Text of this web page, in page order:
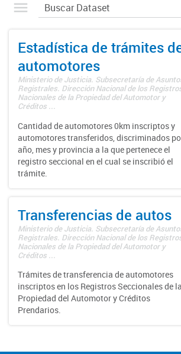
Estadística de trámites
automotores
Ministerio de Justicia. Subsecretaría de
Registrales. Dirección Nacional de los
Nacionales de la Propiedad del Automotor y
Créditos ...
Cantidad de automotores 0km inscriptos y
automotores transferidos, discriminados
año, mes y provincia a la que pertenece el
registro seccional en el cual se inscribió el
trámite.
Transferencias de autos
Ministerio de Justicia. Subsecretaría de
Registrales. Dirección Nacional de los
Nacionales de la Propiedad del Automotor y
Créditos ...
Trámites de transferencia de automotores
inscriptos en los Registros Seccionales de la
Propiedad del Automotor y Créditos
Prendarios.